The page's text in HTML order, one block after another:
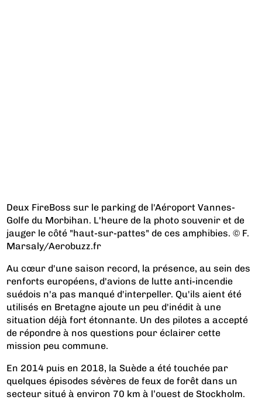
Deux FireBoss sur le parking de l'Aéroport Vannes-
Golfe du Morbihan. L'heure de la photo souvenir et de
jauger le côté "haut-sur-pattes" de ces amphibies. © F.
Marsaly/Aerobuzz.fr
Au cœur d'une saison record, la présence, au sein des
renforts européens, d'avions de lutte anti-incendie
suédois n'a pas manqué d'interpeller. Qu'ils aient été
utilisés en Bretagne ajoute un peu d'inédit à une
situation déjà fort étonnante. Un des pilotes a accepté
de répondre à nos questions pour éclairer cette
mission peu commune.
En 2014 puis en 2018, la Suède a été touchée par
quelques épisodes sévères de feux de forêt dans un
secteur situé à environ 70 km à l’ouest de Stockholm.